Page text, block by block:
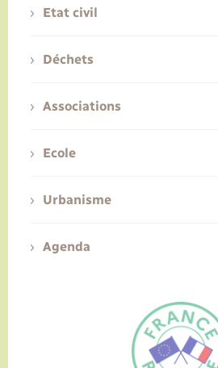
Etat civil
Déchets
Associations
Ecole
Urbanisme
Agenda